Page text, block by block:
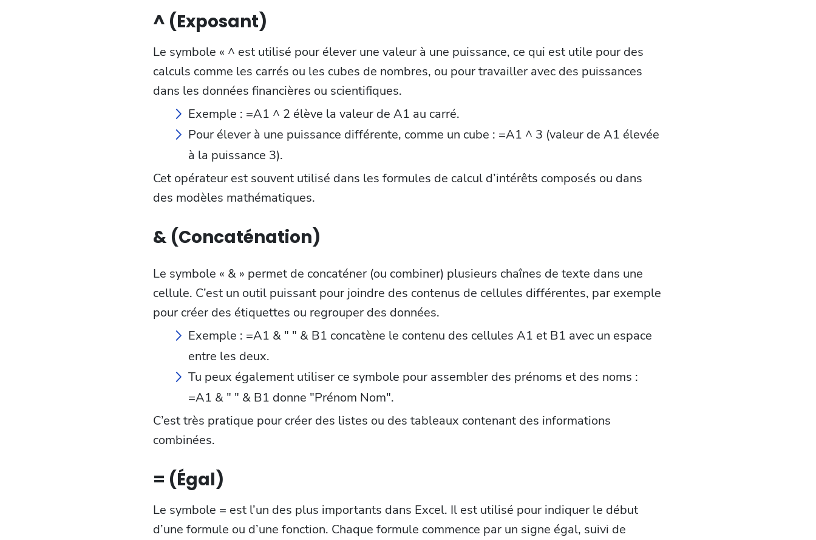
^ (Exposant)
Le symbole « ^ est utilisé pour élever une valeur à une puissance, ce qui est utile pour des
calculs comme les carrés ou les cubes de nombres, ou pour travailler avec des puissances
dans les données financières ou scientifiques.
Exemple : =A1 ^ 2 élève la valeur de A1 au carré.
Pour élever à une puissance différente, comme un cube : =A1 ^ 3 (valeur de A1 élevée
à la puissance 3).
Cet opérateur est souvent utilisé dans les formules de calcul d’intérêts composés ou dans
des modèles mathématiques.
& (Concaténation)
Le symbole « & » permet de concaténer (ou combiner) plusieurs chaînes de texte dans une
cellule. C’est un outil puissant pour joindre des contenus de cellules différentes, par exemple
pour créer des étiquettes ou regrouper des données.
Exemple : =A1 & " " & B1 concatène le contenu des cellules A1 et B1 avec un espace
entre les deux.
Tu peux également utiliser ce symbole pour assembler des prénoms et des noms :
=A1 & " " & B1 donne "Prénom Nom".
C’est très pratique pour créer des listes ou des tableaux contenant des informations
combinées.
= (Égal)
Le symbole = est l’un des plus importants dans Excel. Il est utilisé pour indiquer le début
d’une formule ou d’une fonction. Chaque formule commence par un signe égal, suivi de